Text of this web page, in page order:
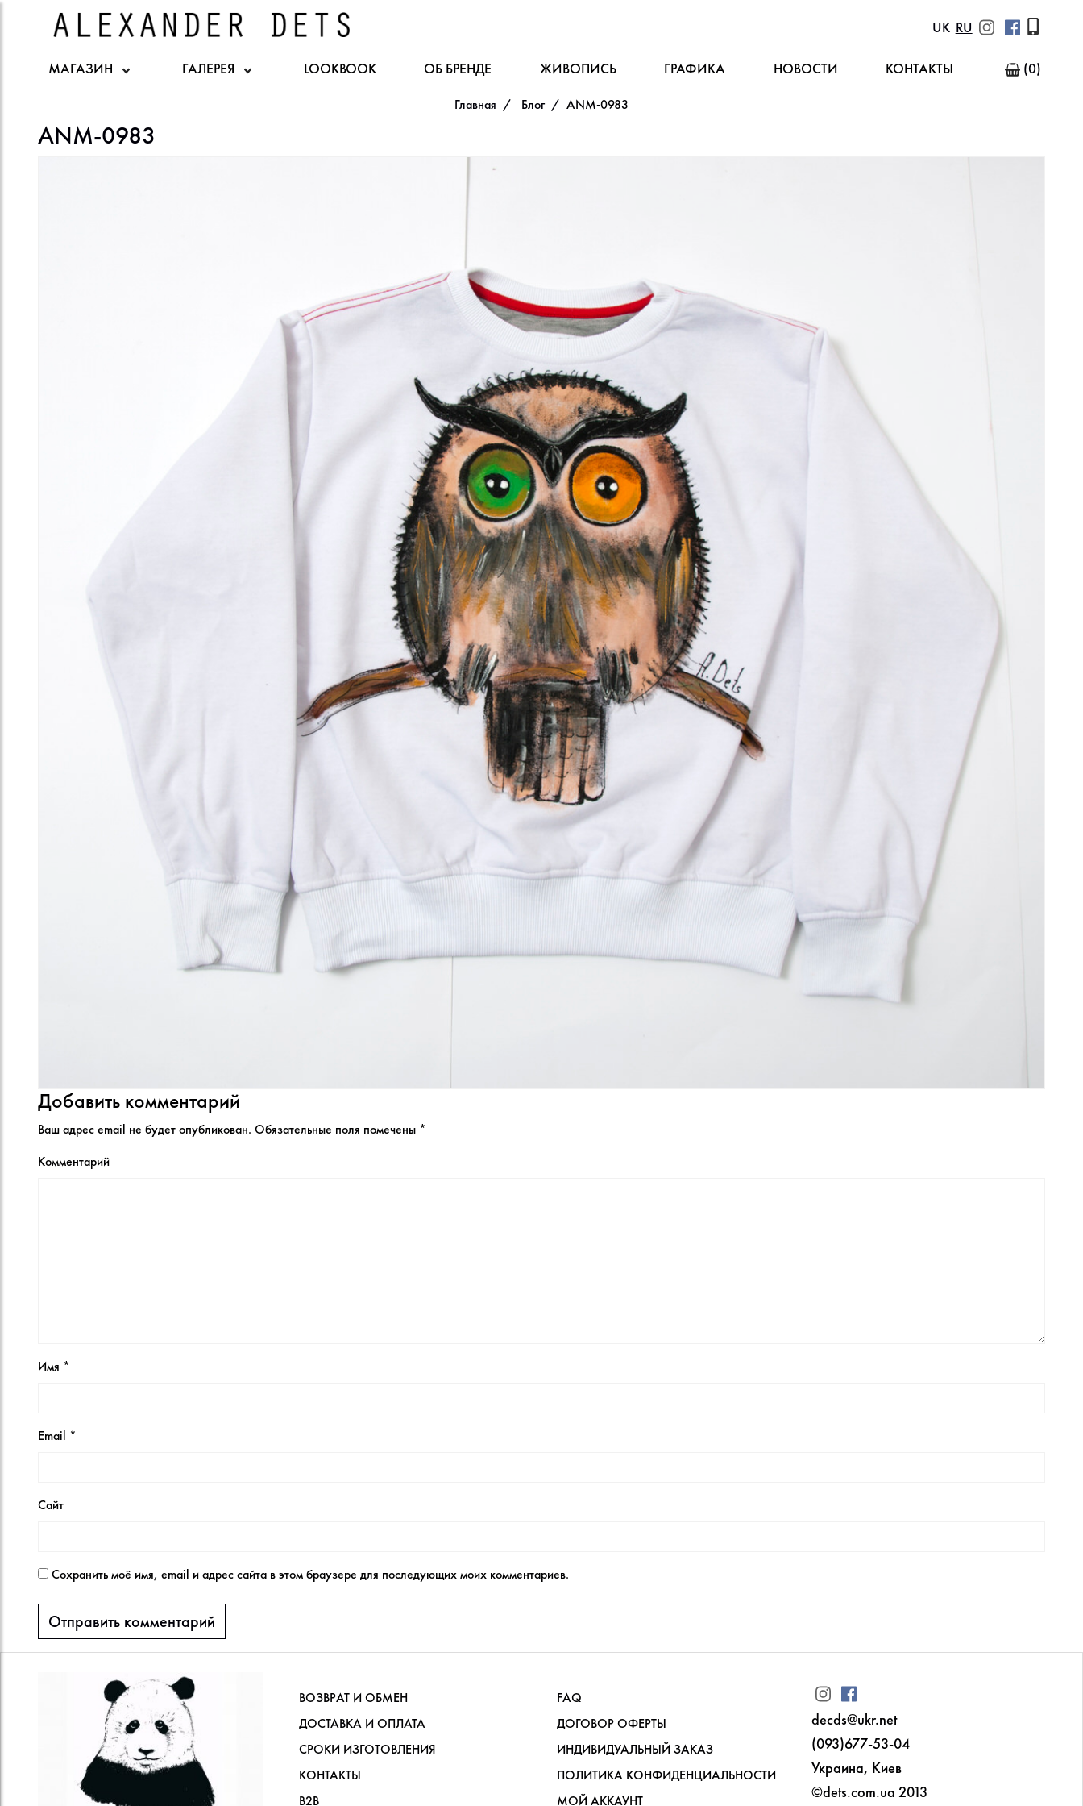
UK RU
МАГАЗИН ГАЛЕРЕЯ LOOKBOOK ОБ БРЕНДЕ ЖИВОПИСЬ ГРАФИКА НОВОСТИ КОНТАКТЫ (0)
Главная Блог ANM-0983
ANM-0983
Добавить комментарий
Ваш адрес email не будет опубликован. Обязательные поля помечены *
Комментарий
Имя *
Email *
Сайт
Сохранить моё имя, email и адрес сайта в этом браузере для последующих моих комментариев.
ВОЗВРАТ И ОБМЕН
ДОСТАВКА И ОПЛАТА
СРОКИ ИЗГОТОВЛЕНИЯ
КОНТАКТЫ
В2В
FAQ
ДОГОВОР ОФЕРТЫ
ИНДИВИДУАЛЬНЫЙ ЗАКАЗ
ПОЛИТИКА КОНФИДЕНЦИАЛЬНОСТИ
МОЙ АККАУНТ
decds@ukr.net
(093)677-53-04
Украина, Киев
©dets.com.ua 2013